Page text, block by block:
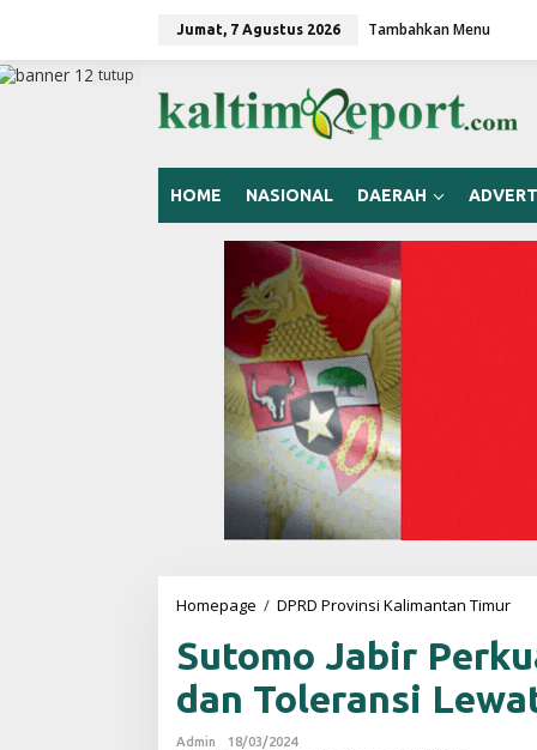
a
Jumat, 7 Agustus 2026 Tambahkan Menu
HOME NASIONAL DAERAH
tutup
Homepage / DPRD Provinsi Kalimantan Timur
t
o
m
o
Sutomo Jabir
dan Toleransi
Admin
18/03/2024